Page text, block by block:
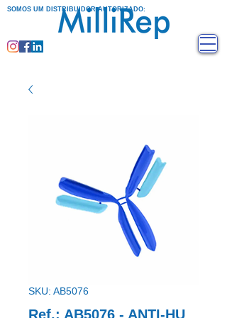
SOMOS UM DISTRIBUIDOR AUTORIZADO:
SKU: AB5076
Ref.: AB5076 - ANTI-HU